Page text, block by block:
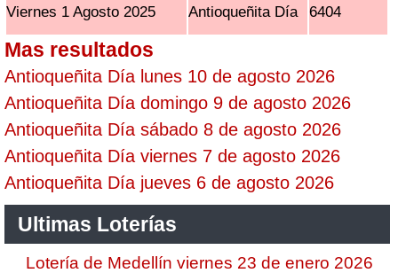
Viernes 1 Agosto 2025 Antioqueñita Día 6404
Mas resultados
Antioqueñita Día lunes 10 de agosto 2026
Antioqueñita Día domingo 9 de agosto 2026
Antioqueñita Día sábado 8 de agosto 2026
Antioqueñita Día viernes 7 de agosto 2026
Antioqueñita Día jueves 6 de agosto 2026
Ultimas Loterías
Lotería de Medellín viernes 23 de enero 2026